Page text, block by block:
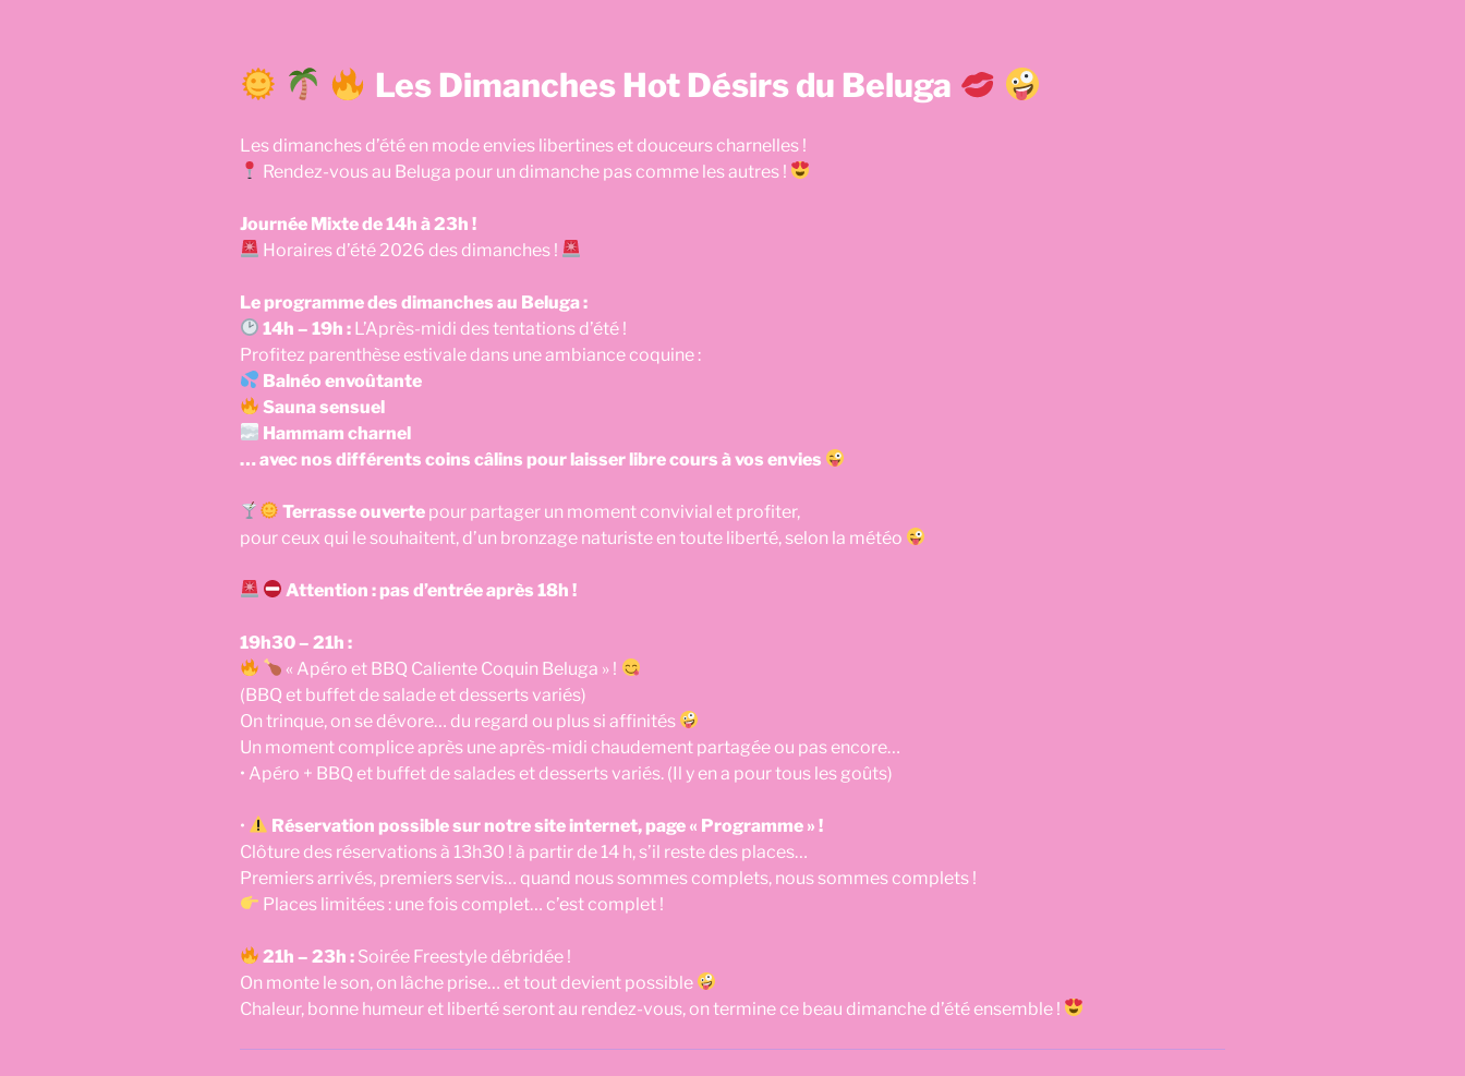
Les Dimanches Hot Désirs du Beluga
Les dimanches d’été en mode envies libertines et douceurs charnelles !
Rendez-vous au Beluga pour un dimanche pas comme les autres !
Journée Mixte de 14h à 23h !
Horaires d’été 2026 des dimanches !
Le programme des dimanches au Beluga :
14h – 19h : L’Après-midi des tentations d’été !
Profitez parenthèse estivale dans une ambiance coquine :
Balnéo envoûtante
Sauna sensuel
Hammam charnel
… avec nos différents coins câlins pour laisser libre cours à vos envies
Terrasse ouverte pour partager un moment convivial et profiter,
pour ceux qui le souhaitent, d’un bronzage naturiste en toute liberté, selon la météo
Attention : pas d’entrée après 18h !
19h30 – 21h :
« Apéro et BBQ Caliente Coquin Beluga » !
(BBQ et buffet de salade et desserts variés)
On trinque, on se dévore… du regard ou plus si affinités
Un moment complice après une après-midi chaudement partagée ou pas encore…
• Apéro + BBQ et buffet de salades et desserts variés. (Il y en a pour tous les goûts)
•
Réservation possible sur notre site internet, page « Programme » !
Clôture des réservations à 13h30 ! à partir de 14 h, s’il reste des places…
Premiers arrivés, premiers servis… quand nous sommes complets, nous sommes complets !
Places limitées : une fois complet… c’est complet !
21h – 23h : Soirée Freestyle débridée !
On monte le son, on lâche prise… et tout devient possible
Chaleur, bonne humeur et liberté seront au rendez-vous, on termine ce beau dimanche d’été ensemble !